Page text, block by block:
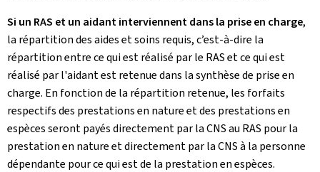
Si un RAS et un aidant interviennent dans la prise en charge,
la répartition des aides et soins requis, c’est-à-dire la
répartition entre ce qui est réalisé par le RAS et ce qui est
réalisé par l'aidant est retenue dans la synthèse de prise en
charge. En fonction de la répartition retenue, les forfaits
respectifs des prestations en nature et des prestations en
espèces seront payés directement par la CNS au RAS pour la
prestation en nature et directement par la CNS à la personne
dépendante pour ce qui est de la prestation en espèces.